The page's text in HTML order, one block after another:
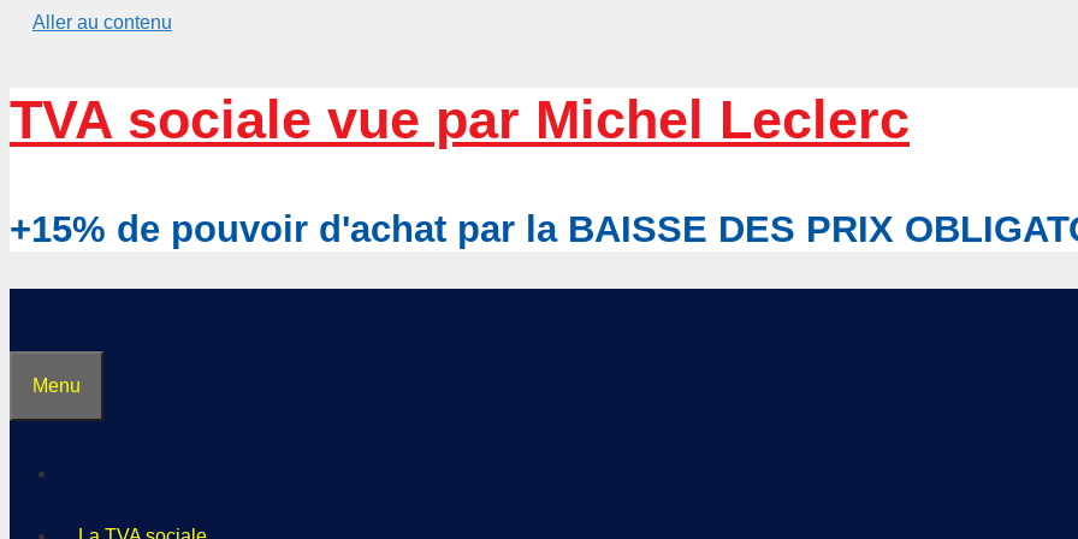
Aller au contenu
TVA sociale vue par Michel Leclerc
+15% de pouvoir d'achat par la BAISSE DES PRIX
Menu